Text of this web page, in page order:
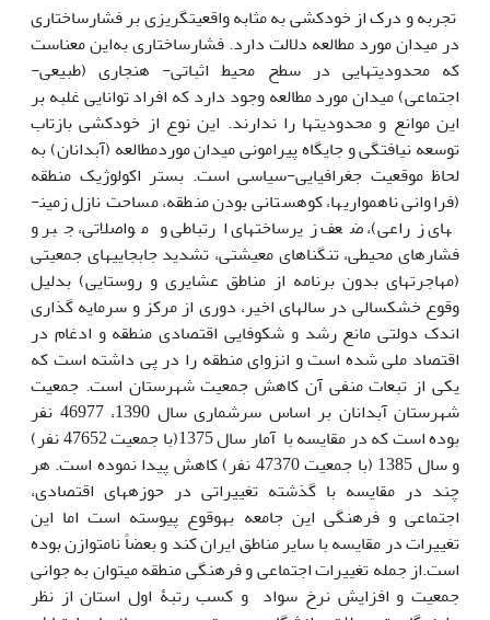
تجربه و درک از خودکشی به مثابه واقعیت­گریزی بر فشارساختاری
در میدان مورد مطالعه دلالت دارد. فشارساختاری به‌این معناست
که محدودیت­هایی در سطح محیط اثباتی- هنجاری (طبیعی-
اجتماعی) میدان مورد مطالعه وجود دارد که افراد توانایی غلبه بر
این موانع و محدودیت­­ها را ندارند. این نوع از خودکشی بازتاب
توسعه نیافتگی و جایگاه پیرامونی میدان موردمطالعه (آبدانان) به
لحاظ موقعیت جغرافیایی-سیاسی است. بستر اکولوژیک منطقه
(فراوانی ناهمواری­ها، کوهستانی بودن منطقه، مساحت نازل زمین­
های زراعی)، ضعف زیرساخت­های ارتباطی و مواصلاتی، جبر و
فشارهای محیطی، تنگناهای معیشتی، تشدید جابجایی­های جمعیتی
(مهاجرت­های بدون برنامه از مناطق عشایری و روستایی) بدلیل
وقوع خشکسالی در سال­های اخیر، دوری از مرکز و سرمایه گذاری
اندک دولتی مانع رشد و شکوفایی اقتصادی منطقه و ادغام در
اقتصاد ملی شده است و انزوای منطقه را در پی داشته است که
یکی از تبعات منفی آن کاهش جمعیت شهرستان است. جمعیت
شهرستان آبدانان بر اساس سرشماری سال 1390، 46977 نفر
بوده است که در مقایسه با آمار سال 1375(با جمعیت 47652 نفر)
و سال 1385 (با جمعیت 47370 نفر) کاهش پیدا نموده است. هر
چند در مقایسه با گذشته تغییراتی در حوزه­های اقتصادی،
اجتماعی و فرهنگی این جامعه به­وقوع پیوسته است اما این
تغییرات در مقایسه با سایر مناطق ایران کند و بعضاً نامتوازن بوده
است.از جمله تغییرات اجتماعی و فرهنگی منطقه می­توان به جوانی
جمعیت و افزایش نرخ سواد و کسب رتبۀ اول استان از نظر